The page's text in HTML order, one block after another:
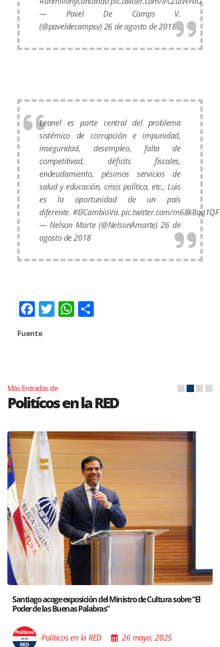
— Pavel De Camps V.
(@paveldecampsv) 26 de agosto de 2018
Leonel es parte central del problema
sistémico de corrupción e impunidad,
inseguridad, desempleo, falta de
competitivad, déficits fiscales,
endeudamiento, pésimos servicios de
salud y educación, crisis política, etc., Luis
es la oportunidad de un país
diferente. #ElCambioVa.pic.twitter.com/m68k8qq1QF
— Nelson Marte (@NelsonAmarte)26 de
agosto de 2018
Facebook
TwitterWhatsApp
Fuente
Más Entradas de
Politícos en la RED
Santiago acoge exposición del Ministro de Cultura sobre “El
Poder de las Buenas Palabras”
Políticos en la RED 26 mayo, 2025